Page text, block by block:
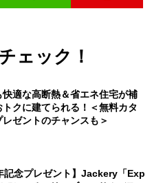
ェック！
快適な高断熱＆省エネ住宅が補
トクに建てられる！＜無料カタ
レゼントのチャンスも＞
記念プレゼント】Jackery「Exp